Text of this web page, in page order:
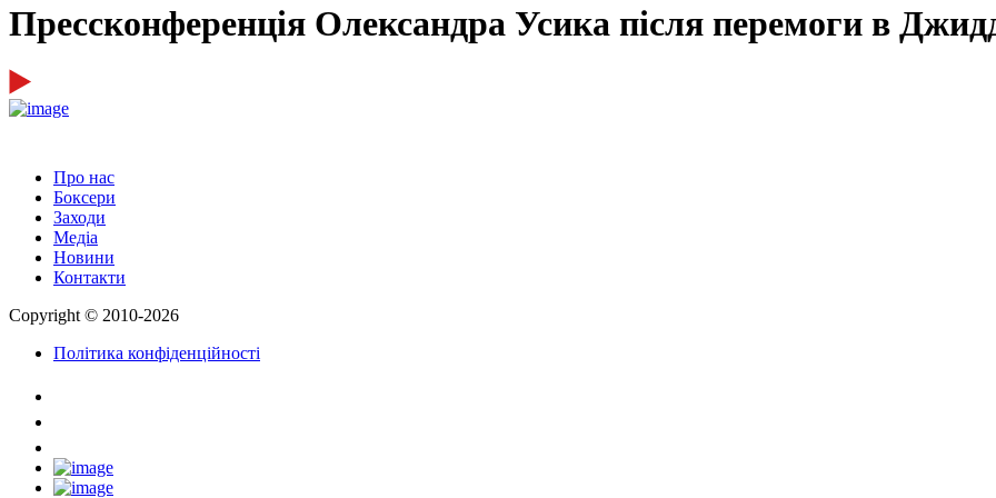
Прессконференція Олександра Усика після перемоги в
Про нас
Боксери
Заходи
Медіа
Новини
Контакти
Copyright © 2010-2026
Політика конфіденційності